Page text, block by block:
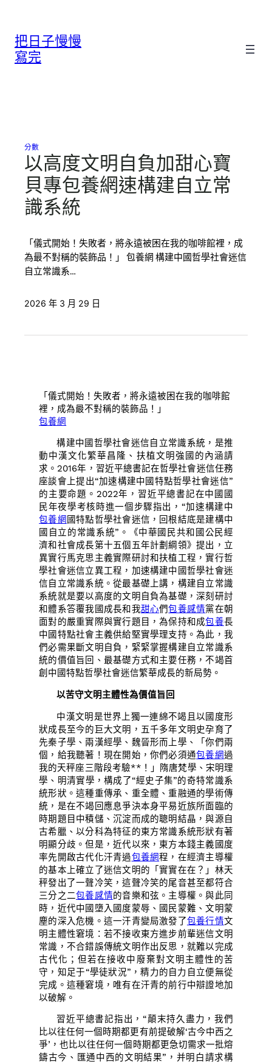
把日子慢慢
寫完
分數
以高度文明自負加甜心寶
貝專包養網速構建自立常
識系統
「儀式開始！失敗者，將永遠被困在我的咖啡館裡，成
為最不對稱的裝飾品！」 包養網 構建中國哲學社會迷信
自立常識系…
2026 年 3 月 29 日
「儀式開始！失敗者，將永遠被困在我的咖啡館
裡，成為最不對稱的裝飾品！」
包養網
構建中國哲學社會迷信自立常識系統，是推
動中漢文化繁華昌隆、扶植文明強國的內涵請
求。2016年，習近平總書記在哲學社會迷信任務
座談會上提出“加速構建中國特點哲學社會迷信”
的主要命題。2022年，習近平總書記在中國國
民年夜學考核時進一個步驟指出，“加速構建中
包養網 國特點哲學社會迷信，回根結底是建構中
國自立的常識系統”。《中華國民共和國公民經
濟和社會成長第十五個五年計劃綱領》提出，立
異實行馬克思主義實際研討和扶植工程，實行哲
學社會迷信立異工程，加速構建中國哲學社會迷
信自立常識系統。從最基礎上講，構建自立常識
系統就是要以高度的文明自負為基礎，深刻研討
和體系答覆我國成長和我甜心們包養感情黨在朝
面對的嚴重實際與實行題目，為保持和成包養長
中國特點社會主義供給堅實學理支持。為此，我
們必需果斷文明自負，緊緊掌握構建自立常識系
統的價值旨回、最基礎方式和主要任務，不竭首
創中國特點哲學社會迷信繁華成長的新局勢。
以苦守文明主體性為價值旨回
中漢文明是世界上獨一連綿不竭且以國度形
狀成長至今的巨大文明，五千多年文明史孕育了
先秦子學、兩漢經學、魏晉形而上學、「你們兩
個，給我聽著！現在開始，你們必須通包養網過
我的天秤座三階段考驗**！」隋唐梵學、宋明理
學、明清實學，構成了“經史子集”的奇特常識系
統形狀。這種重傳承、重全體、重融通的學術傳
統，是在不竭回應息爭決本身平易近族所面臨的
時期題目中積儲、沉淀而成的聰明結晶，與源自
古希臘、以分科為特征的東方常識系統形狀有著
明顯分歧。但是，近代以來，東方本錢主義國度
率先開啟古代化汗青過包養網程，在經濟主導權
的基本上確立了迷信文明的「實實在在？」林天
秤發出了一聲冷笑，這聲冷笑的尾音甚至都符合
三分之二包養感情的音樂和弦。主導權。與此同
時，近代中國墮入國度蒙辱、國民蒙難、文明蒙
塵的深入危機。這一汗青變局激發了包養行情文
明主體性窘境：若不接收東方進步前輩迷信文明
常識，不合錯誤傳統文明作出反思，就難以完成
古代化；但若在接收中廢棄對文明主體性的苦
守，知足于“學徒狀況”，精力的自力自立便無從
完成。這種窘境，唯有在汗青的前行中辯證地加
以破解。
習近平總書記指出，“顛末持久盡力，我們
比以往任何一個時期都更有前提破解‘古今中西之
爭’，也比以往任何一個時期都更急切需求一批熔
鑄古今、匯通中西的文明結果”，并明白請求構